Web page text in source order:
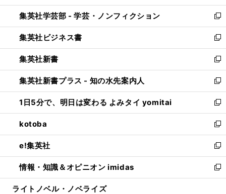
開
く
ウ
で
開
く
ン
ド
ウ
で
開
く
ウ
ィ
ン
ド
ウ
で
開
く
集英社学芸部 - 学芸・ノンフィクション
新
し
い
ウ
ィ
ン
ド
ウ
で
開
く
集英社ビジネス書
新
し
い
ウ
ィ
ン
ド
ウ
で
開
く
集英社新書
新
し
い
ウ
ィ
ン
ド
ウ
で
開
く
集英社新書プラス - 知の水先案内人
新
し
い
ウ
ィ
ン
ド
ウ
で
開
1日5分で、明日は変わる よみタイ yomitai
新
し
い
ウ
ィ
ン
ド
ウ
kotoba
新
し
い
ウ
ィ
ン
e!集英社
新
し
い
ウ
情報・知識＆オピニオン imidas
新
し
ライトノベル・ノベライズ